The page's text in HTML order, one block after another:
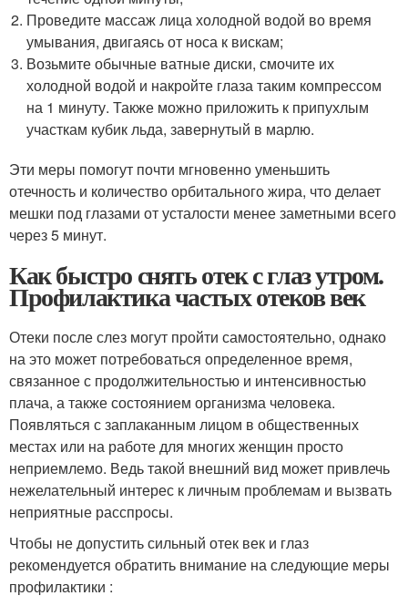
Проведите массаж лица холодной водой во время
умывания, двигаясь от носа к вискам;
Возьмите обычные ватные диски, смочите их
холодной водой и накройте глаза таким компрессом
на 1 минуту. Также можно приложить к припухлым
участкам кубик льда, завернутый в марлю.
Эти меры помогут почти мгновенно уменьшить
отечность и количество орбитального жира, что делает
мешки под глазами от усталости менее заметными всего
через 5 минут.
Как быстро снять отек с глаз утром.
Профилактика частых отеков век
Отеки после слез могут пройти самостоятельно, однако
на это может потребоваться определенное время,
связанное с продолжительностью и интенсивностью
плача, а также состоянием организма человека.
Появляться с заплаканным лицом в общественных
местах или на работе для многих женщин просто
неприемлемо. Ведь такой внешний вид может привлечь
нежелательный интерес к личным проблемам и вызвать
неприятные расспросы.
Чтобы не допустить сильный отек век и глаз
рекомендуется обратить внимание на следующие меры
профилактики :